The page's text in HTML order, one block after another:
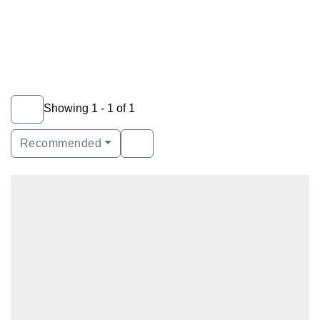
Showing 1 - 1 of 1
Recommended